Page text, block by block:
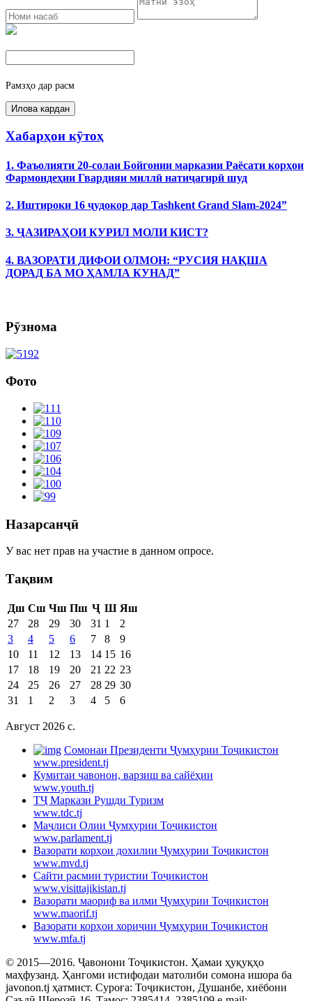
Рамзҳо дар расм
Хабарҳои кӯтоҳ
1. Фаъолияти 20-солаи Бойгонии марказии Раёсати корҳои
Фармондеҳии Гвардияи миллӣ натиҷагирӣ шуд
2. Иштироки 16 ҷудокор дар Tashkent Grand Slam-2024”
3. ҶАЗИРАҲОИ КУРИЛ МОЛИ КИСТ?
4. ВАЗОРАТИ ДИФОИ ОЛМОН: “РУСИЯ НАҚША
ДОРАД БА МО ҲАМЛА КУНАД”
Рӯзнома
Фото
Назарсанҷӣ
У вас нет прав на участие в данном опросе.
Тақвим
Дш Сш Чш Пш Ҷ Ш Яш
27
28 29 30 31 1
2
3
4 5 6 7 8
9
10
11 12 13 14 15 16
17
18 19 20 21 22 23
24
25 26 27 28 29 30
31
1 2 3 4 5 6
Август 2026 c.
Cомонаи Президенти Ҷумҳурии Тоҷикистон
www.president.tj
Кумитаи ҷавонон, варзиш ва сайёҳии
www.youth.tj
ТҶ Маркази Рушди Туризм
www.tdc.tj
Маҷлиси Олии Ҷумҳурии Тоҷикистон
www.parlament.tj
Вазорати корҳои дохилии Ҷумҳурии Тоҷикистон
www.mvd.tj
Сайти расмии туристии Тоҷикистон
www.visittajikistan.tj
Вазорати маориф ва илми Ҷумҳурии Тоҷикистон
www.maorif.tj
Вазорати корҳои хориҷии Ҷумҳурии Тоҷикистон
www.mfa.tj
© 2015—2016. Ҷавонони Тоҷикистон. Ҳамаи ҳуқуқҳо
маҳфузанд. Ҳангоми истифодаи матолиби сомона ишора ба
javonon.tj ҳатмист. Суроға: Тоҷикистон, Душанбе, хиёбони